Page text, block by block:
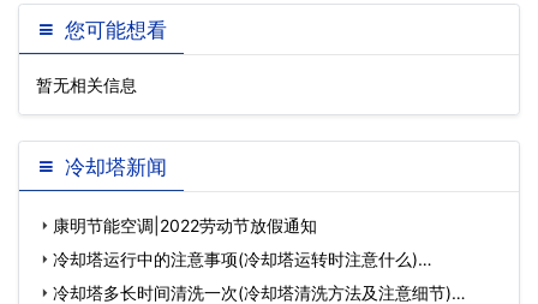
您可能想看
暂无相关信息
冷却塔新闻
康明节能空调|2022劳动节放假通知
冷却塔运行中的注意事项(冷却塔运转时注意什么)…
冷却塔多长时间清洗一次(冷却塔清洗方法及注意细节)…